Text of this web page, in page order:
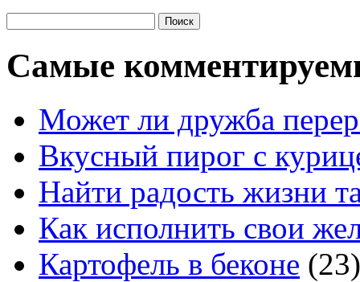
Самые
Может ли дружба
Вкусный пирог с
Найти радость жизни
Как исполнить свои
Картофель в беконе (23)